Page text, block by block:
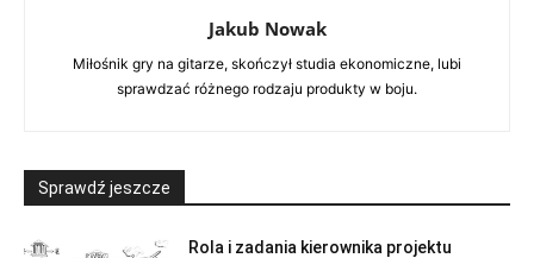
Jakub Nowak
Miłośnik gry na gitarze, skończył studia ekonomiczne, lubi
sprawdzać różnego rodzaju produkty w boju.
Sprawdź jeszcze
Rola i zadania kierownika projektu